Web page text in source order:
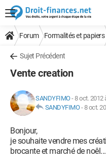
Forum Formalités et papiers
Sujet Précédent
Vente creation
SANDYFIMO-8 oct. 2012
SANDYFIMO-8 oct.
Bonjour,
je souhaite vendre mes
brocante et marché de noêl...